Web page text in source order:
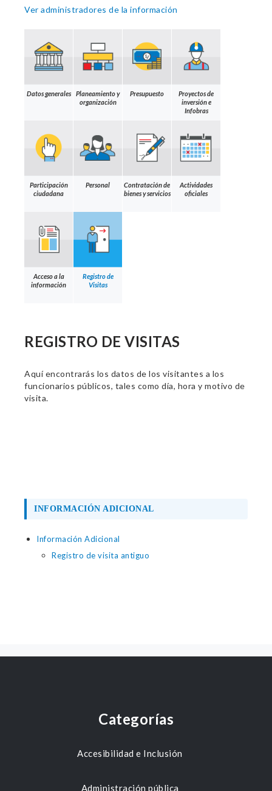
Ver administradores de la información
Datos generales
Planeamiento y
organización
Presupuesto
Proyectos de
inversión e
Infobras
Participación
ciudadana
Personal
Contratación de
bienes y servicios
Actividades
oficiales
Acceso a la
información
Registro de
Visitas
REGISTRO DE VISITAS
Aquí encontrarás los datos de los visitantes a los
funcionarios públicos, tales como día, hora y motivo de
visita.
INFORMACIÓN ADICIONAL
Información Adicional
Registro de visita antiguo
Categorías
Accesibilidad e Inclusión
Administración pública